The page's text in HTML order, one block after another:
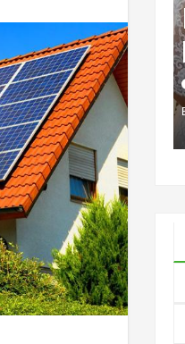
ny?
dla
2026-
BOGDAN